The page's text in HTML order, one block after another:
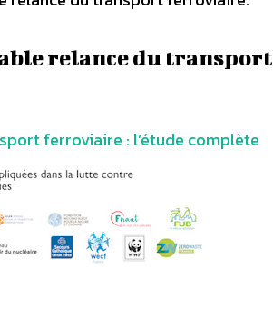
relance du transport
ferroviaire : l’étude complète